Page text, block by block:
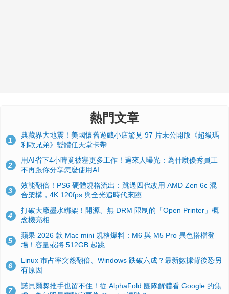
熱門文章
1
典藏界大地震！美國懷舊遊戲小店驚見 97 片未公開版《超級瑪
利歐兄弟》變體任天堂卡帶
2
用AI省下4小時竟被塞更多工作！過來人曝光：為什麼優秀員工
不再跟你分享怎麼使用AI
3
效能翻倍！PS6 硬體規格流出：跳過四代改用 AMD Zen 6c 混
合架構，4K 120fps 與全光追時代來臨
4
打破大廠墨水綁架！開源、無 DRM 限制的「Open Printer」概
念機亮相
5
蘋果 2026 款 Mac mini 規格爆料：M6 與 M5 Pro 異色搭檔登
場！容量或將 512GB 起跳
6
Linux 市占率突然翻倍、Windows 跌破六成？最新數據背後恐另
有原因
7
諾貝爾獎推手也留不住！從 AlphaFold 團隊解體看 Google 的焦